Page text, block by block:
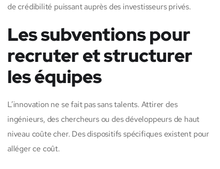
de crédibilité puissant auprès des investisseurs privés.
Les subventions pour
recruter et structurer
les équipes
L’innovation ne se fait pas sans talents. Attirer des
ingénieurs, des chercheurs ou des développeurs de haut
niveau coûte cher. Des dispositifs spécifiques existent pour
alléger ce coût.